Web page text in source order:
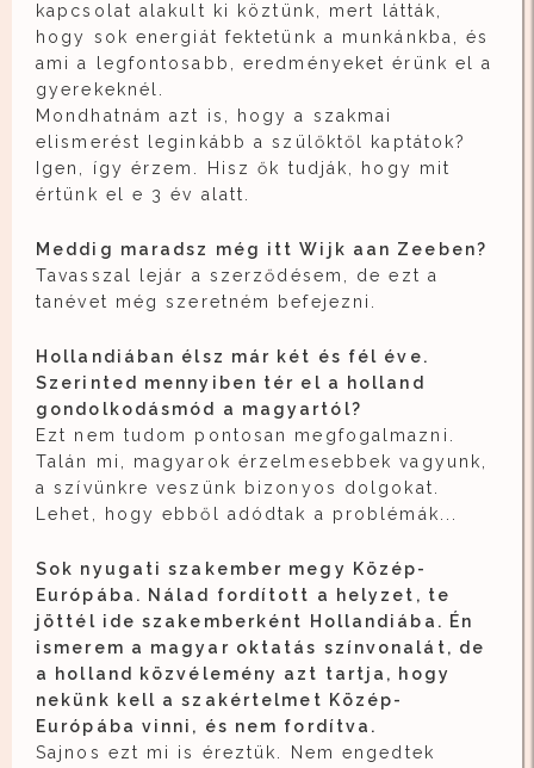
kapcsolat alakult ki köztünk, mert látták,
hogy sok energiát fektetünk a munkánkba, és
ami a legfontosabb, eredményeket érünk el a
gyerekeknél.
Mondhatnám azt is, hogy a szakmai
elismerést leginkább a szülőktől kaptátok?
Igen, így érzem. Hisz ők tudják, hogy mit
értünk el e 3 év alatt.
Meddig maradsz még itt Wijk aan Zeeben?
Tavasszal lejár a szerződésem, de ezt a
tanévet még szeretném befejezni.
Hollandiában élsz már két és fél éve.
Szerinted mennyiben tér el a holland
gondolkodásmód a magyartól?
Ezt nem tudom pontosan megfogalmazni.
Talán mi, magyarok érzelmesebbek vagyunk,
a szívünkre veszünk bizonyos dolgokat.
Lehet, hogy ebből adódtak a problémák...
Sok nyugati szakember megy Közép-
Európába. Nálad fordított a helyzet, te
jöttél ide szakemberként Hollandiába. Én
ismerem a magyar oktatás színvonalát, de
a holland közvélemény azt tartja, hogy
nekünk kell a szakértelmet Közép-
Európába vinni, és nem fordítva.
Sajnos ezt mi is éreztük. Nem engedtek